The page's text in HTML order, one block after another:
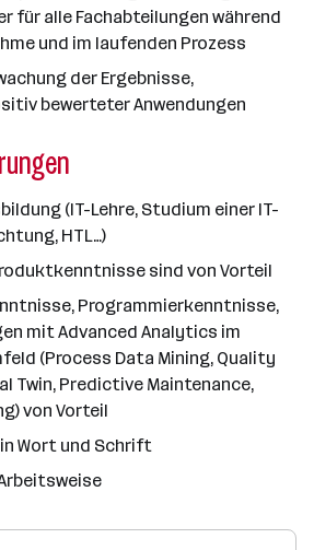
für alle Fachabteilungen während
und im laufenden Prozess
der Ergebnisse,
bewerteter Anwendungen
(IT-Lehre, Studium einer IT-
HTL…)
sind von Vorteil
Programmierkenntnisse,
mit Advanced Analytics im
(Process Data Mining, Quality
Twin, Predictive Maintenance,
von Vorteil
Wort und Schrift